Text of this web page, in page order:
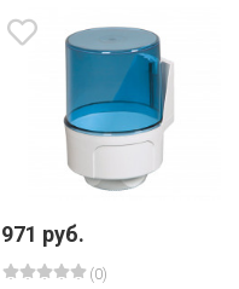
971 руб.
(0)